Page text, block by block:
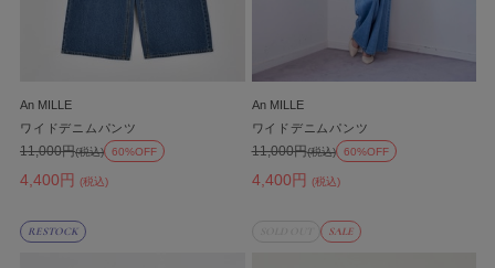
An MILLE
ワイドデニムパンツ
4,400円 (税込)
11,000円(税込) 60%OFF
An MILLE
ワイドデニムパンツ
4,400円 (税込)
11,000円(税込) 60%OFF
RESTOCK SALE